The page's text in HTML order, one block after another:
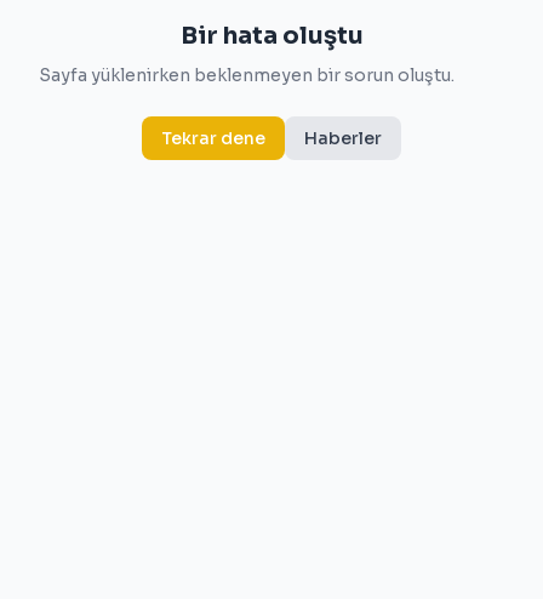
Bir hata oluştu
Sayfa yüklenirken beklenmeyen bir sorun oluştu.
Tekrar dene Haberler